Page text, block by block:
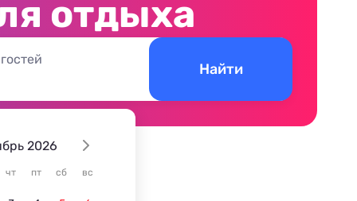
отдыха
2026
чт пт сб вс
Найти